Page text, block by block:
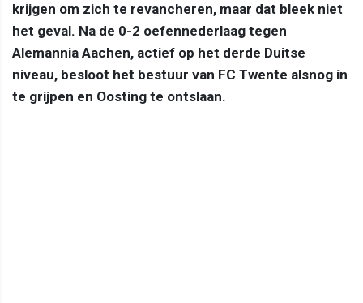
krijgen om zich te revancheren, maar dat bleek niet
het geval. Na de 0-2 oefennederlaag tegen
Alemannia Aachen, actief op het derde Duitse
niveau, besloot het bestuur van FC Twente alsnog in
te grijpen en Oosting te ontslaan.